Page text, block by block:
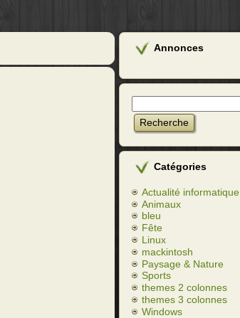
Annonces
Catégories
Actualité informatique
Animaux
bleu
Fête
Linux
mackintosh
Paysage & Nature
Sports
themes 2 colonnes
themes 3 colonnes
Windows